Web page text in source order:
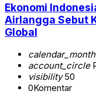
Ekonomi
Airlangga Sebut
Global
calendar_month
account_circle
visibility50
0Komentar